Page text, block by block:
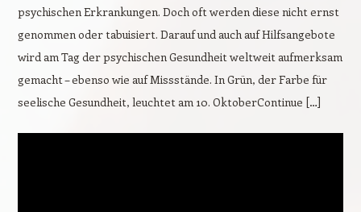
psychischen Erkrankungen. Doch oft werden diese nicht ernst
genommen oder tabuisiert. Darauf und auch auf Hilfsangebote
wird am Tag der psychischen Gesundheit weltweit aufmerksam
gemacht – ebenso wie auf Missstände. In Grün, der Farbe für
seelische Gesundheit, leuchtet am 10. OktoberContinue […]